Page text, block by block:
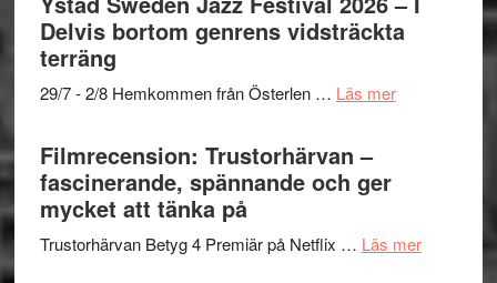
och
Dana
grönaste
gräset
en
hjärtevarm
Delvis bortom genrens vidsträckta
terräng
29/7 - 2/8 Hemkommen från Österlen … Läs merom
–
Filmrecension: Trustorhärvan –
fascinerande, spännande och ger
mycket att tänka på
Trustorhärvan Betyg 4 Premiär på Netflix … Läs merom